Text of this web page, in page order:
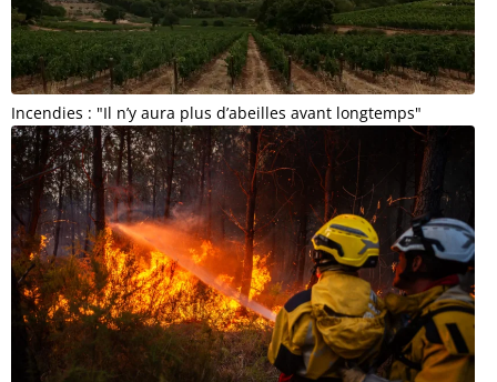
Incendies : "Il n’y aura plus d’abeilles avant longtemps"